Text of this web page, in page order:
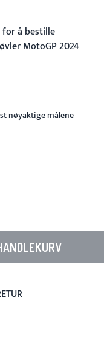
å bestille
MotoGP 2024
nøyaktige målene